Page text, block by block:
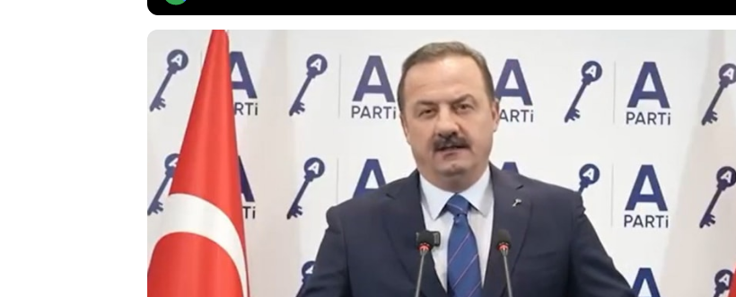
Anahtar Parti Genel Başkanı Yavuz Ağıralioğlu, Milli Eğitim Bakanı Yusuf
Tekin’in "yeni müfredatta 'Kurtuluş Savaşı' ifadesi yerine 'Milli
Mücadele' kavramının getirileceğini" söylediğine ilişkin haberleri
değerlendirirken, “Doğru olan Türk tarihini parçalayarak değil, bir
bütün olarak okumaktır; Osmanlı ile Cumhuriyeti birbirine rakip değil,
birbirinin devamı olarak görmektir” dedi.